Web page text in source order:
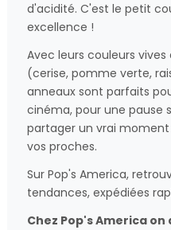
d'acidité. C'est le petit
excellence !
Avec leurs couleurs
(cerise, pomme verte,
anneaux sont parfaits
cinéma, pour une pause
partager un vrai
vos proches.
Sur Pop's America,
tendances, expédiées
Chez Pop's America on